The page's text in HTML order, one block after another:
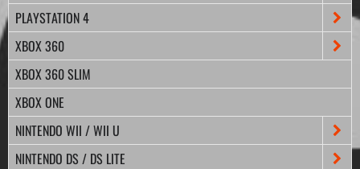
PLAYSTATION 4
XBOX 360
XBOX 360 SLIM
XBOX ONE
NINTENDO WII / WII U
NINTENDO DS / DS LITE